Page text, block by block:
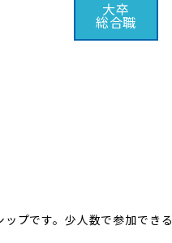
大卒
総合職
プです。少人数で参加でき